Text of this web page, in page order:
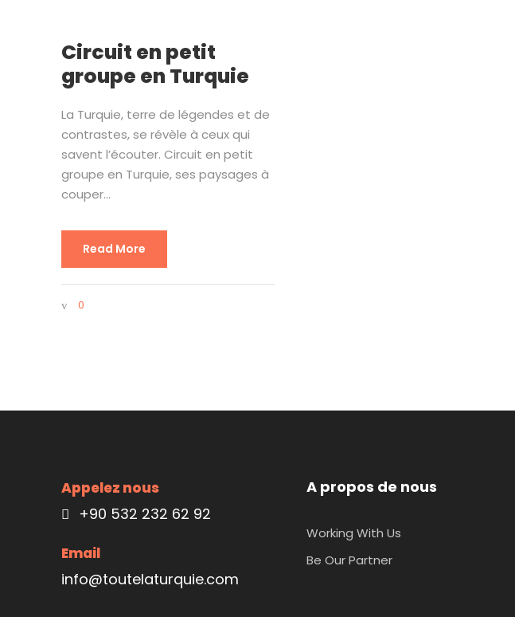
Circuit en petit
groupe en Turquie
La Turquie, terre de légendes et de
contrastes, se révèle à ceux qui
savent l’écouter. Circuit en petit
groupe en Turquie, ses paysages à
couper...
Read More
0
Appelez nous
+90 532 232 62 92
Email
info@toutelaturquie.com
A propos de nous
Working With Us
Be Our Partner